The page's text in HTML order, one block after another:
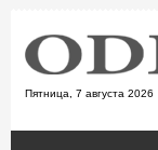
Пятница, 7 августа 2026